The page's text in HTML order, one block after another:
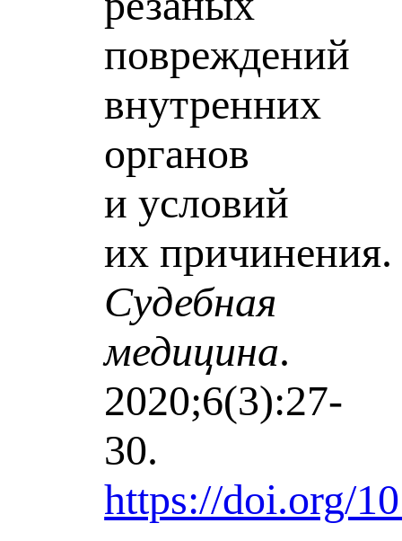
повреждений
внутренних
органов
и условий
их причинения.
Судебная
медицина.
2020;6(3):27-
30.
https://doi.org/